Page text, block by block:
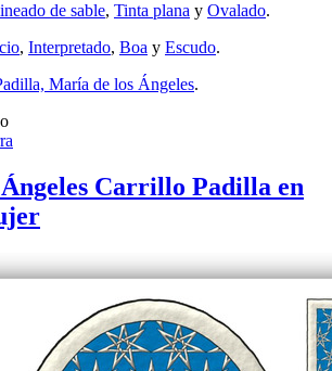
de sable, Tinta plana y Ovalado.
, Interpretado, Boa y Escudo.
María de los Ángeles.
Carrillo Padilla en